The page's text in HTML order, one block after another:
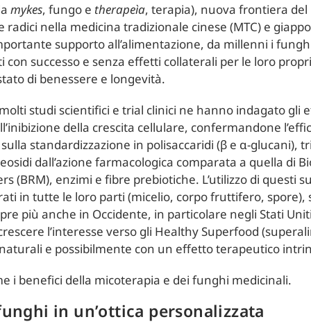
mykes, fungo e therapeìa, terapia), nuova frontiera del
radici nella medicina tradizionale cinese (MTC) e
supporto all’alimentazione, da millenni i
con successo e senza effetti collaterali per le loro
di benessere e longevità.
studi scientifici e trial clinici ne hanno indagato gli
della crescita cellulare, confermandone
standardizzazione in polisaccaridi (β e α-glucani),
dall’azione farmacologica comparata a quella di
(BRM), enzimi e fibre prebiotiche. L’utilizzo di questi
in tutte le loro parti (micelio, corpo fruttifero, spore),
più anche in Occidente, in particolare negli Stati
l’interesse verso gli Healthy Superfood
e possibilmente con un effetto terapeutico
i benefici della micoterapia e dei funghi medicinali.
in un’ottica personalizzata